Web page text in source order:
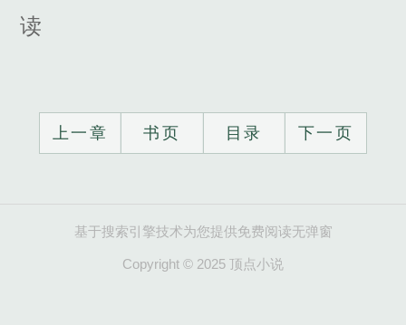
读
上一章 书页 目录 下一页
基于搜索引擎技术为您提供免费阅读无弹窗
Copyright © 2025 顶点小说